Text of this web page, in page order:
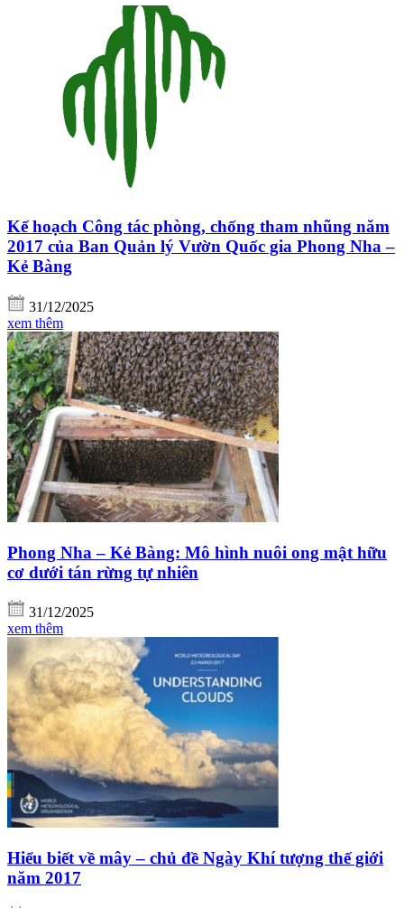
Kế hoạch Công tác phòng, chống tham nhũng năm
2017 của Ban Quản lý Vườn Quốc gia Phong Nha –
Kẻ Bàng
31/12/2025
xem thêm
Phong Nha – Kẻ Bàng: Mô hình nuôi ong mật hữu
cơ dưới tán rừng tự nhiên
31/12/2025
xem thêm
Hiểu biết về mây – chủ đề Ngày Khí tượng thế giới
năm 2017